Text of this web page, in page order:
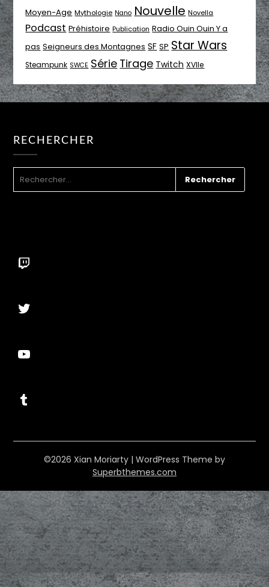
Moyen-Age Mythologie Nano Nouvelle Novella
Podcast Préhistoire Publication Radio Ouin Ouin Y a
pas Seigneurs des Montagnes SF SP Star Wars
Steampunk SWCE Série Tirage Twitch XVIIe
RECHERCHER
Twitch
Twitter
YouTube
Tumblr
©2026 Xian Moriarty | WordPress Theme by
Superbthemes.com